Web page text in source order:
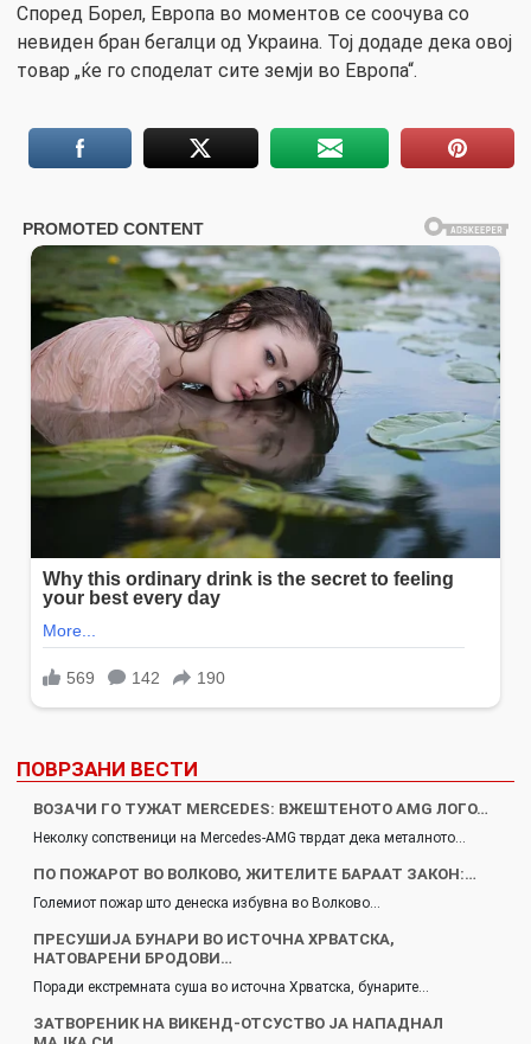
Според Борел, Европа во моментов се соочува со
невиден бран бегалци од Украина. Тој додаде дека овој
товар „ќе го споделат сите земји во Европа“.
ПОВРЗАНИ ВЕСТИ
ВОЗАЧИ ГО ТУЖАТ MERCEDES: ВЖЕШТЕНОТО AMG ЛОГО…
Неколку сопственици на Mercedes-AMG тврдат дека металното…
ПО ПОЖАРОТ ВО ВОЛКОВО, ЖИТЕЛИТЕ БАРААТ ЗАКОН:…
Големиот пожар што денеска избувна во Волково…
ПРЕСУШИЈА БУНАРИ ВО ИСТОЧНА ХРВАТСКА,
НАТОВАРЕНИ БРОДОВИ…
Поради екстремната суша во источна Хрватска, бунарите…
ЗАТВОРЕНИК НА ВИКЕНД-ОТСУСТВО ЈА НАПАДНАЛ